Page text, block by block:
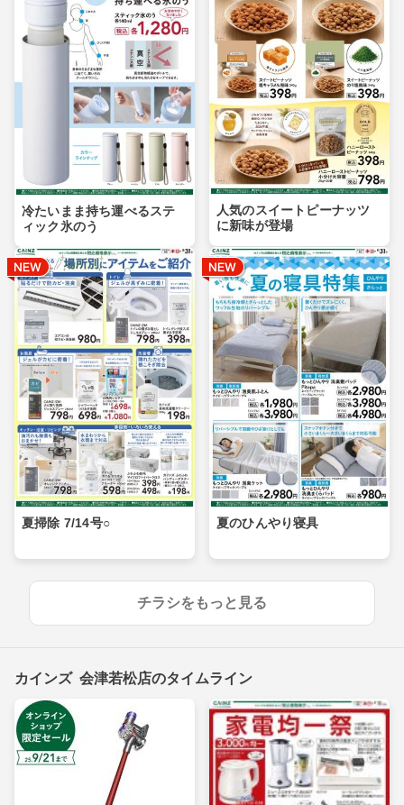
冷たいまま持ち運べるステ
ィック氷のう
人気のスイートピーナッツ
に新味が登場
夏掃除 7/14号○ 夏のひんやり寝具
チラシをもっと見る
カインズ 会津若松店のタイムライン